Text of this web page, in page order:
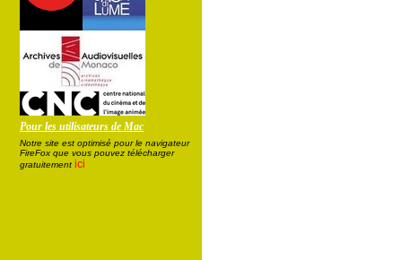
Pour les utilisateurs de Mac
Notre site est optimisé pour le navigateur
FireFox que vous pouvez télécharger
gratuitement ici